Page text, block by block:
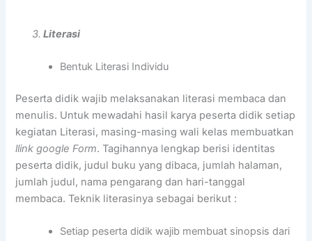
3. Literasi
Bentuk Literasi Individu
Peserta didik wajib melaksanakan literasi membaca dan
menulis. Untuk mewadahi hasil karya peserta didik setiap
kegiatan Literasi, masing-masing wali kelas membuatkan
llink google Form. Tagihannya lengkap berisi identitas
peserta didik, judul buku yang dibaca, jumlah halaman,
jumlah judul, nama pengarang dan hari-tanggal
membaca. Teknik literasinya sebagai berikut :
Setiap peserta didik wajib membuat sinopsis dari